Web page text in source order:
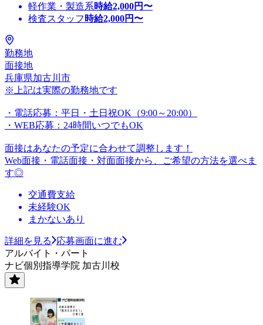
軽作業・製造系時給2,000円〜
検査スタッフ 時給2,000円〜
勤務地
面接地
兵庫県加古川市
※上記は実際の勤務地です
・電話応募：平日・土日祝OK（9:00～20:00）
・WEB応募：24時間いつでもOK
面接はあなたの予定に合わせて調整します！
Web面接・電話面接・対面面接から、ご希望の方法を選べま
す◎
交通費支給
未経験OK
まかないあり
詳細を見る
応募画面に進む
アルバイト・パート
ナビ個別指導学院 加古川校